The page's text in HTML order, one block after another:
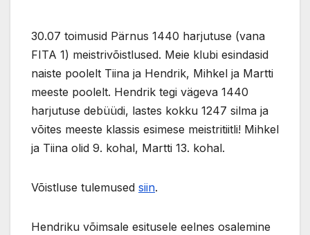
30.07 toimusid Pärnus 1440 harjutuse (vana
FITA 1) meistrivõistlused. Meie klubi esindasid
naiste poolelt Tiina ja Hendrik, Mihkel ja Martti
meeste poolelt. Hendrik tegi vägeva 1440
harjutuse debüüdi, lastes kokku 1247 silma ja
võites meeste klassis esimese meistritiitli! Mihkel
ja Tiina olid 9. kohal, Martti 13. kohal.
Võistluse tulemused siin.
Hendriku võimsale esitusele eelnes osalemine